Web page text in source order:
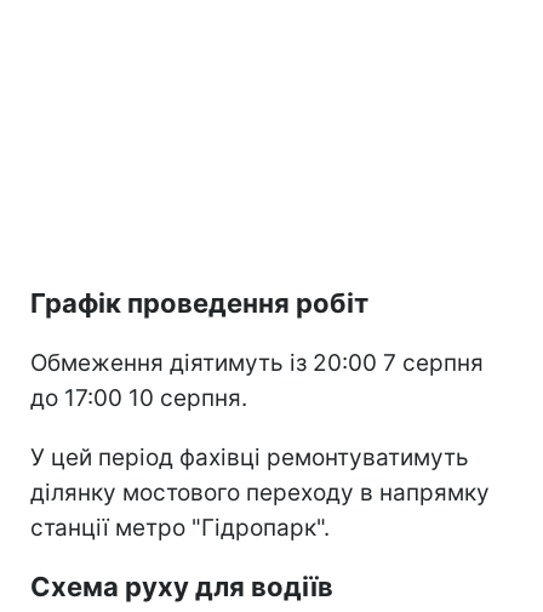
Графік проведення робіт
Обмеження діятимуть із 20:00 7 серпня
до 17:00 10 серпня.
У цей період фахівці ремонтуватимуть
ділянку мостового переходу в напрямку
станції метро "Гідропарк".
Схема руху для водіїв